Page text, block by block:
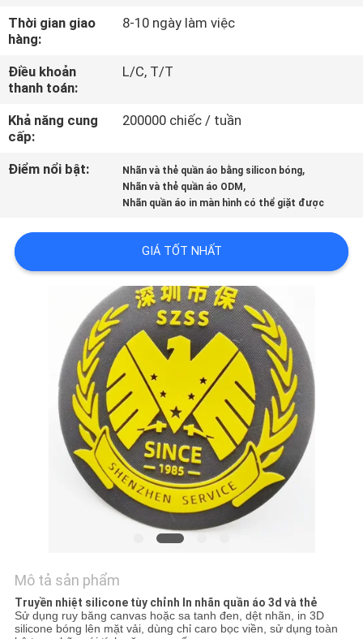
MÁY
KIỂM
SOÁT
CHẤT
LƯỢNG
HỆ
CHÚNG
WEB
PRIVACY
Thời gian giao
hàng:
8-10 ngày làm việc
Điều khoản
thanh toán:
L/C, T/T
Khả năng cung
cấp:
200000 chiếc / tuần
Điểm nổi bật: Nhãn và thẻ quần áo bằng silicon bóng,
Nhãn và thẻ quần áo ODM ,
Nhãn quần áo in màn hình có thể giặt được
GIÁ TỐT NHẤT
Mô tả sản phẩm
Truyền nhiệt silicone tùy chỉnh In nhãn quần áo 3d và thẻ
Sử dụng ruy băng canvas hoặc sa tanh đen, dệt nhãn, in 3D
silicone bóng lên mặt vải, dùng chỉ caro bọc viền, sử dụng toàn